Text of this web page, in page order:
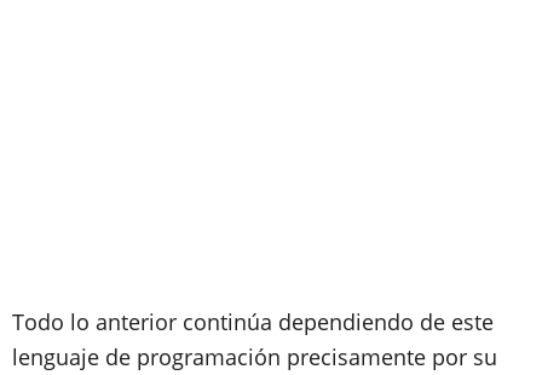
Todo lo anterior continúa dependiendo de este
lenguaje de programación precisamente por su